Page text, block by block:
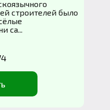
строителей было
са...